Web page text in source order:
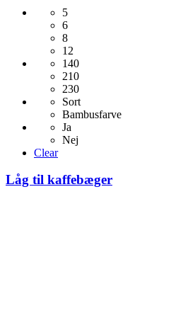
5
6
8
12
140
210
230
Sort
Bambusfarve
Ja
Nej
Clear
Låg til kaffebæger